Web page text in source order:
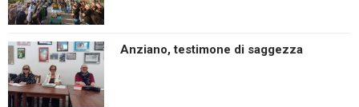
Anziano, testimone di saggezza